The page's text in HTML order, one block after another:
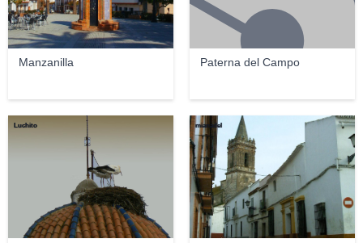
Manzanilla Paterna del Campo
Luchito mianadel